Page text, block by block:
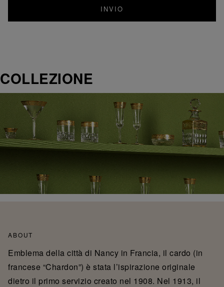
INVIO
COLLEZIONE
ABOUT
Emblema della città di Nancy in Francia, il cardo (in
francese “Chardon”) è stata l’ispirazione originale
dietro il primo servizio creato nel 1908. Nel 1913, il